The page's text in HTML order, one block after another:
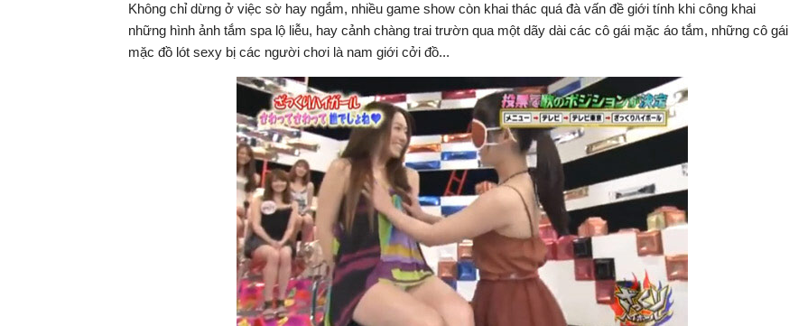
Không chỉ dừng ở việc sờ hay ngắm, nhiều game show còn khai thác quá đà vấn đề giới tính khi công khai
những hình ảnh tắm spa lộ liễu, hay cảnh chàng trai trườn qua một dãy dài các cô gái mặc áo tắm, những cô gái
mặc đồ lót sexy bị các người chơi là nam giới cởi đồ...